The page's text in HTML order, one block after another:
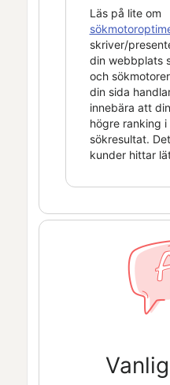
Läs på lite om
skriver/
din webbplats
och
din sida
innebära att
högre ranking i
sökresultat.
kunder hittar